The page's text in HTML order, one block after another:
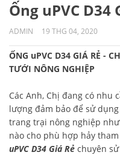
Ống uPVC D34
ADMIN 19 THG 04, 2020
ỐNG uPVC D34 GIÁ RẺ -
TƯỚI NÔNG NGHIỆP
Các Anh, Chị đang có nhu
lượng đảm bảo để sử
trang trại nông nghiệp
nào cho phù hợp hảy
uPVC D34 Giá Rẻ chuyên